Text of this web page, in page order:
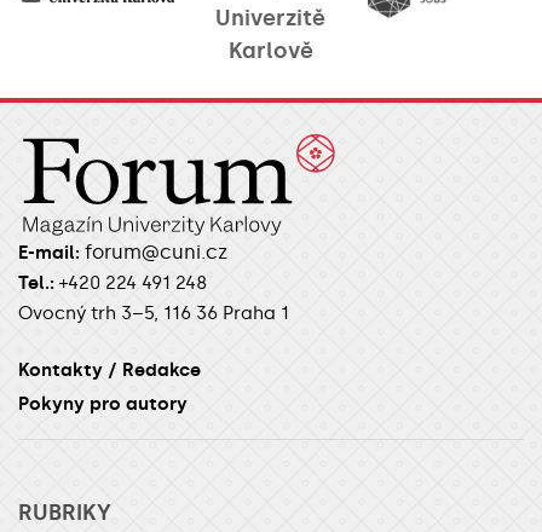
Univerzitě
Karlově
E-mail: forum@cuni.cz
Tel.: +420 224 491 248
Ovocný trh 3–5, 116 36 Praha 1
Kontakty / Redakce
Pokyny pro autory
RUBRIKY